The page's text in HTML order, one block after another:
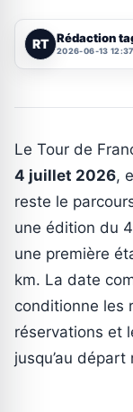
RT Rédaction
2026-06-13 12:37
Le Tour de
4 juillet 2026,
reste le
une édition du
une première
km. La date
conditionne les
réservations et
jusqu’au départ